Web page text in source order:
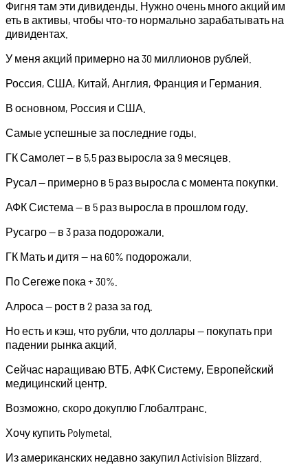
Фигня там эти дивиденды. Нужно очень много акций им
еть в активы, чтобы что-то нормально зарабатывать на
дивидентах.
У меня акций примерно на 30 миллионов рублей.
Россия, США, Китай, Англия, Франция и Германия.
В основном, Россия и США.
Самые успешные за последние годы.
ГК Самолет — в 5,5 раз выросла за 9 месяцев.
Русал — примерно в 5 раз выросла с момента покупки.
АФК Система — в 5 раз выросла в прошлом году.
Русагро — в 3 раза подорожали.
ГК Мать и дитя — на 60% подорожали.
По Сегеже пока + 30%.
Алроса — рост в 2 раза за год.
Но есть и кэш, что рубли, что доллары — покупать при
падении рынка акций.
Сейчас наращиваю ВТБ, АФК Систему, Европейский
медицинский центр.
Возможно, скоро докуплю Глобалтранс.
Хочу купить Polymetal.
Из американских недавно закупил Activision Blizzard.